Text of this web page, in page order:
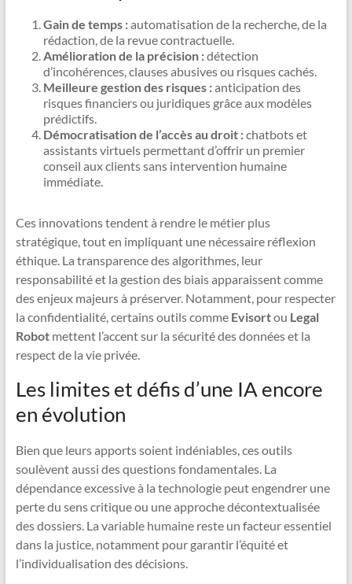
Gain de temps :automatisation de la recherche, de la
rédaction, de la revue contractuelle.
Amélioration de la précision :détection
d’incohérences, clauses abusives ou risques cachés.
Meilleure gestion des risques :anticipation des
risques financiers ou juridiques grâce aux modèles
prédictifs.
Démocratisation de l’accès au droit :chatbots et
assistants virtuels permettant d’offrir un premier
conseil aux clients sans intervention humaine
immédiate.
Ces innovations tendent à rendre le métier plus
stratégique, tout en impliquant une nécessaire réflexion
éthique. La transparence des algorithmes, leur
responsabilité et la gestion des biais apparaissent comme
des enjeux majeurs à préserver. Notamment, pour respecter
la confidentialité, certains outils comme Evisortou Legal
Robotmettent l’accent sur la sécurité des données et la
respect de la vie privée.
Les limites et défis d’une IA encore
en évolution
Bien que leurs apports soient indéniables, ces outils
soulèvent aussi des questions fondamentales. La
dépendance excessive à la technologie peut engendrer une
perte du sens critique ou une approche décontextualisée
des dossiers. La variable humaine reste un facteur essentiel
dans la justice, notamment pour garantir l’équité et
l’individualisation des décisions.